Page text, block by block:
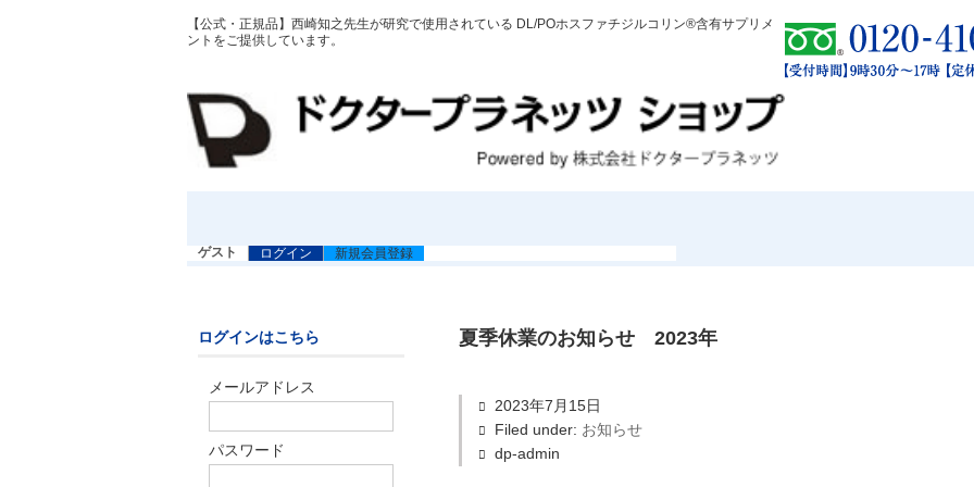
【公式・正規品】西崎知之先生が研究で使用されている DL/POホスファチジルコリン®含有サプリメ
ントをご提供しています。
ゲスト ログイン 新規会員登録
夏季休業のお知らせ 2023年
2023年7月15日
Filed under: お知らせ
dp-admin
ログインはこちら
メールアドレス
パスワード